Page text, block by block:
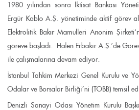
1980 yılından sonra İktisat Bankası
Ergür Kablo A.Ş. yönetiminde aktif görev
Elektrolitik Bakır Mamulleri Anonim
göreve başladı. Halen Erbakır A.Ş.’de
ile çalışmalarına devam ediyor.
İstanbul Tahkim Merkezi Genel Kurulu ve
Odalar ve Borsalar Birliği’ni (TOBB) temsil
Denizli Sanayi Odası Yönetim Kurulu